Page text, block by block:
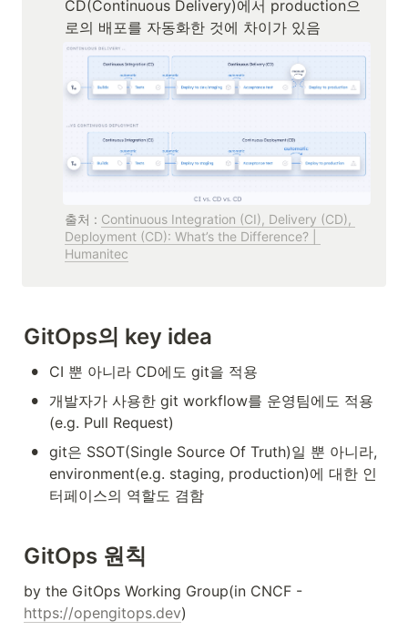
CD(Continuous Delivery)에서 production으
로의 배포를 자동화한 것에 차이가 있음
출처 : Continuous Integration (CI), Delivery (CD),
Deployment (CD): What’s the Difference? |
Humanitec
GitOps의 key idea
• CI 뿐 아니라 CD에도 git을 적용
•
개발자가 사용한 git workflow를 운영팀에도 적용
(e.g. Pull Request)
• git은 SSOT(Single Source Of Truth)일 뿐 아니라,
environment(e.g. staging, production)에 대한 인
터페이스의 역할도 겸함
GitOps 원칙
https://opengitops.dev)